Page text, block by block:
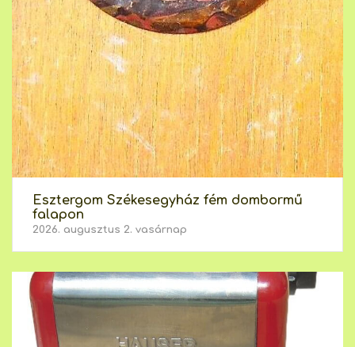
Esztergom Székesegyház fém dombormű
falapon
2026. augusztus 2. vasárnap